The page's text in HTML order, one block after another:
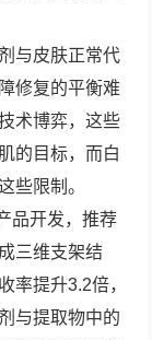
与皮肤正常代
修复的平衡难
术博弈，这些
的目标，而白
些限制。
品开发，推荐
三维支架结
率提升3.2倍，
与提取物中的